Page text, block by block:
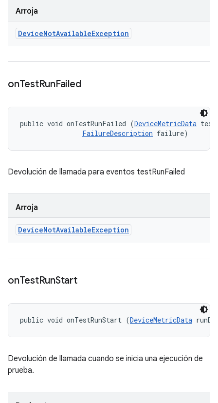
Arroja
DeviceNotAvailableException
onTestRunFailed
public void onTestRunFailed (DeviceMetricData
FailureDescription failure)
Devolución de llamada para eventos testRunFailed
Arroja
DeviceNotAvailableException
onTestRunStart
public void onTestRunStart (DeviceMetricData
Devolución de llamada cuando se inicia una ejecución de
prueba.